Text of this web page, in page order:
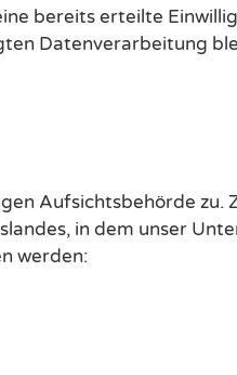
bereits erteilte
Datenverarbeitung
Aufsichtsbehörde zu.
in dem unser
werden: